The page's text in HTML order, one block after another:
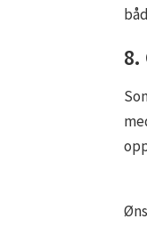
8.